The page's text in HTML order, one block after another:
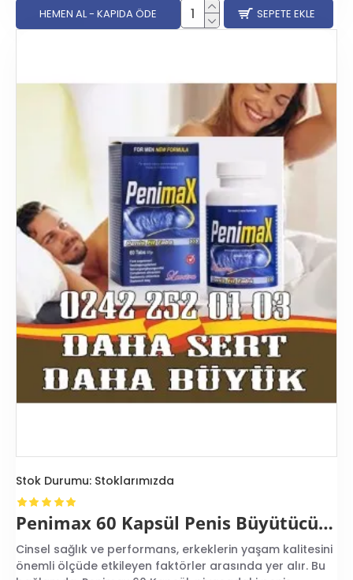
HEMEN AL - KAPIDA ÖDE SEPETE EKLE
Stok Durumu: Stoklarımızda
Penimax 60 Kapsül Penis Büyütücü Hap
Cinsel sağlık ve performans, erkeklerin yaşam kalitesini
önemli ölçüde etkileyen faktörler arasında yer alır. Bu